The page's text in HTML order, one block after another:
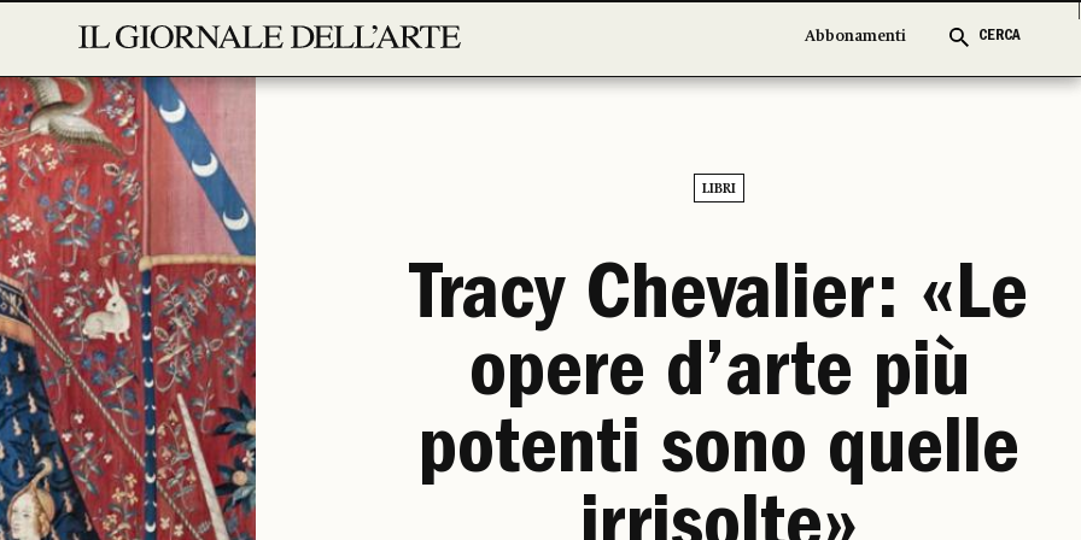
Abbonamenti CERCA
Abbonamenti CERCA
LIBRI
Tracy Chevalier: «Le
opere d’arte più
potenti sono quelle